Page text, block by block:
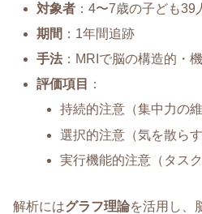
対象者 ：4〜7歳の子ども39
期間 ：1年間追跡
手法 ：MRIで脳の構造的・
評価項目
：
持続的注意（集中力の維
選択的注意（気を散ら
実行機能的注意（タス
解析にはグラフ理論を活用し、